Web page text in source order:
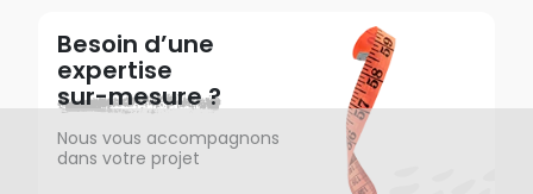
Besoin d’une
expertise
sur-mesure ?
Nous vous accompagnons
dans votre projet